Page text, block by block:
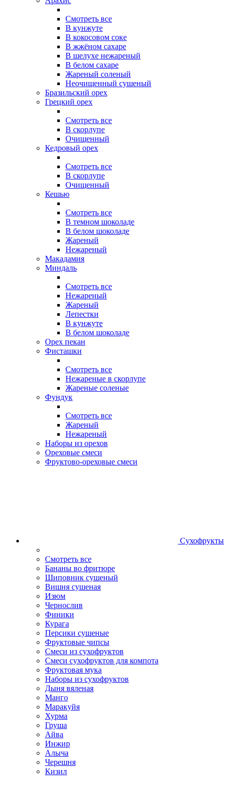
Смотреть все
В кунжуте
В кокосовом соке
В жжёном сахаре
В шелухе нежареный
В белом сахаре
Жареный соленый
Неочищенный сушеный
Бразильский орех
Грецкий орех
Смотреть все
В скорлупе
Очищенный
Кедровый орех
Смотреть все
В скорлупе
Очищенный
Кешью
Смотреть все
В темном шоколаде
В белом шоколаде
Жареный
Нежареный
Макадамия
Миндаль
Смотреть все
Нежареный
Жареный
Лепестки
В кунжуте
В белом шоколаде
Орех пекан
Фисташки
Смотреть все
Нежареные в скорлупе
Жареные соленые
Фундук
Смотреть все
Жареный
Нежареный
Наборы из орехов
Ореховые смеси
Фруктово-ореховые смеси
Сухофрукты
Смотреть все
Бананы во фритюре
Шиповник сушеный
Вишня сушеная
Изюм
Чернослив
Финики
Курага
Персики сушеные
Фруктовые чипсы
Смеси из сухофруктов
Смеси сухофруктов для компота
Фруктовая мука
Наборы из сухофруктов
Дыня вяленая
Манго
Маракуйя
Хурма
Груша
Айва
Инжир
Алыча
Черешня
Кизил